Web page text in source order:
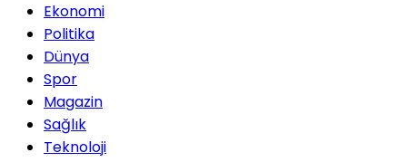
Ekonomi
Politika
Dünya
Spor
Magazin
Sağlık
Teknoloji